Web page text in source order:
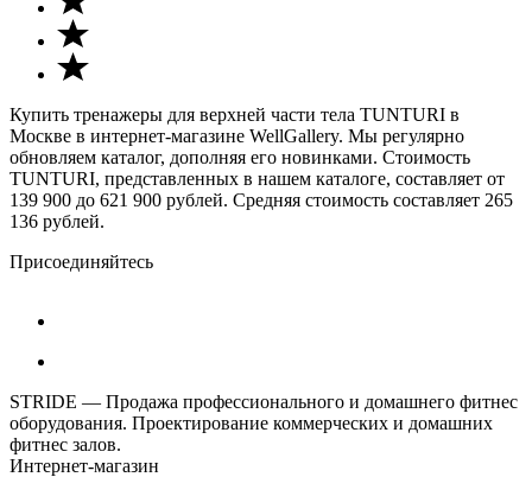
Купить тренажеры для верхней части тела TUNTURI в
Москве в интернет-магазине WellGallery. Мы регулярно
обновляем каталог, дополняя его новинками. Стоимость
TUNTURI, представленных в нашем каталоге, составляет от
139 900 до 621 900 рублей. Средняя стоимость составляет 265
136 рублей.
Присоединяйтесь
STRIDE — Продажа профессионального и домашнего фитнес
оборудования. Проектирование коммерческих и домашних
фитнес залов.
Интернет-магазин